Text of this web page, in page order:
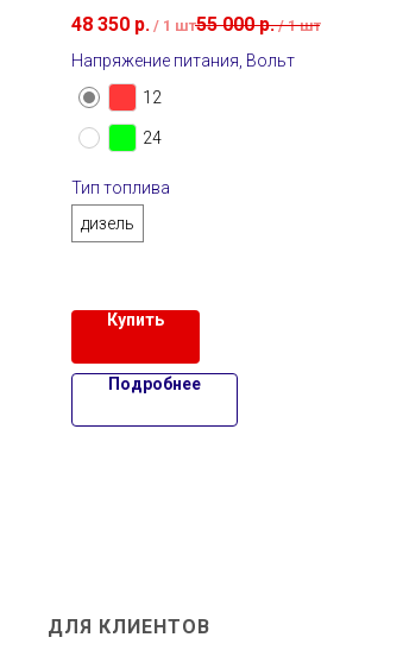
48 350 р. / 1 шт55 000 р. / 1 шт
Напряжение питания, Вольт
12
24
Тип топлива
дизель
Купить
Подробнее
ДЛЯ КЛИЕНТОВ